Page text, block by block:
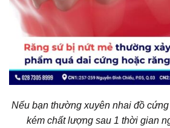
Nếu bạn thường xuyên nhai đồ
kém chất lượng sau 1 thời gian